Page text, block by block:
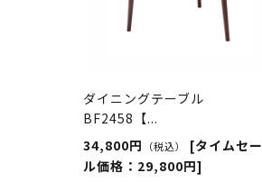
ダイニングテーブル
BF2458【...
34,800円
（税込）
[タイムセー
ル価格：29,800円]